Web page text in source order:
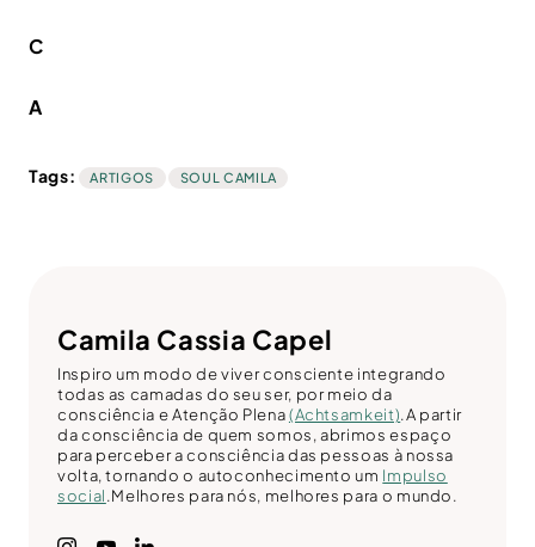
C
A
Tags: ARTIGOS SOUL CAMILA
Camila Cassia Capel
Inspiro um modo de viver consciente integrando
todas as camadas do seu ser, por meio da
consciência e Atenção Plena(Achtsamkeit).A partir
da consciência de quem somos, abrimos espaço
para perceber a consciência das pessoas à nossa
volta, tornando o autoconhecimento um Impulso
social.Melhores para nós, melhores para o mundo.